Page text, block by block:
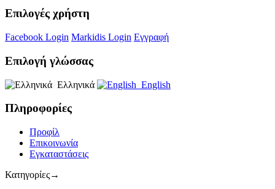
Επιλογές χρήστη
Facebook Login Markidis Login Εγγραφή
Επιλογή γλώσσας
Ελληνικά English
Πληροφορίες
Προφίλ
Επικοινωνία
Εγκαταστάσεις
Κατηγορίες→